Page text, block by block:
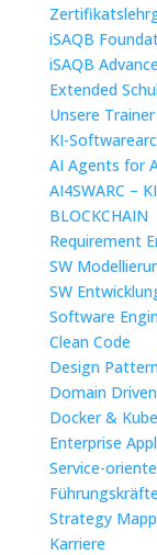
iSAQB
iSAQB
Extended
Unsere Trainer
KI-
AI Agents for
AI4SWARC –
BLOCKCHAIN
Requirement
SW
SW
Software
Clean Code
Design
Domain
Docker &
Enterprise
Service-
Strategy
Karriere